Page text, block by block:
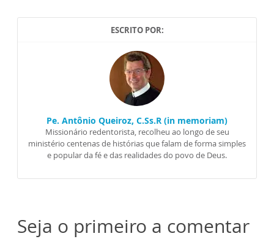
ESCRITO POR:
Pe. Antônio Queiroz, C.Ss.R (in memoriam)
Missionário redentorista, recolheu ao longo de seu
ministério centenas de histórias que falam de forma simples
e popular da fé e das realidades do povo de Deus.
Seja o primeiro a comentar